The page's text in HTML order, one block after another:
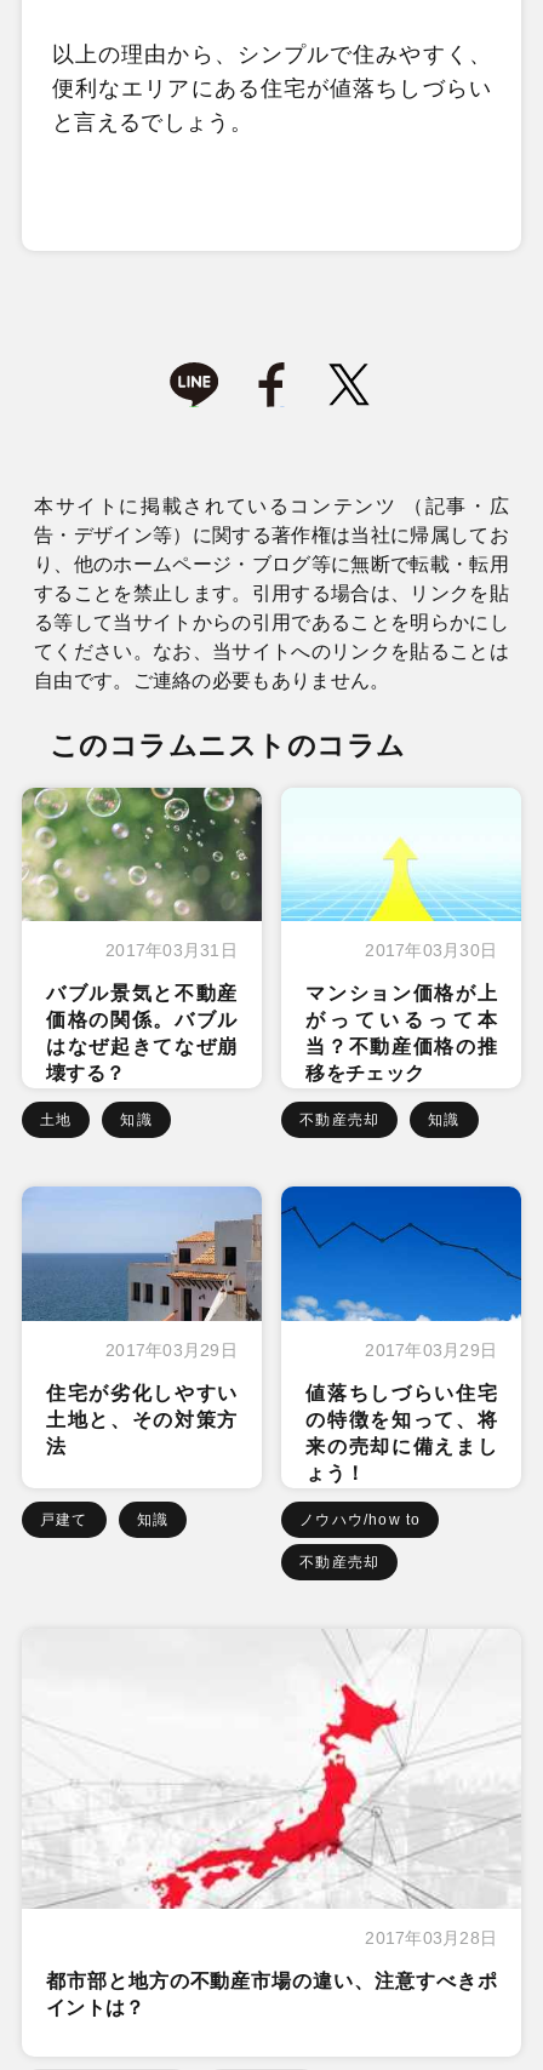
以上の理由から、シンプルで住みやすく、
便利なエリアにある住宅が値落ちしづらい
と言えるでしょう。
本サイトに掲載されているコンテンツ （記事・広
告・デザイン等）に関する著作権は当社に帰属してお
り、他のホームページ・ブログ等に無断で転載・転用
することを禁止します。引用する場合は、リンクを貼
る等して当サイトからの引用であることを明らかにし
てください。なお、当サイトへのリンクを貼ることは
自由です。ご連絡の必要もありません。
このコラムニストのコラム
2017年03月31日
バブル景気と不動産
価格の関係。バブル
はなぜ起きてなぜ崩
壊する？
土地 知識
2017年03月30日
マンション価格が上
がっているって本
当？不動産価格の推
移をチェック
不動産売却 知識
2017年03月29日
住宅が劣化しやすい
土地と、その対策方
法
戸建て 知識
2017年03月29日
値落ちしづらい住宅
の特徴を知って、将
来の売却に備えまし
ょう！
ノウハウ/how to
不動産売却
2017年03月28日
都市部と地方の不動産市場の違い、注意すべきポ
イントは？